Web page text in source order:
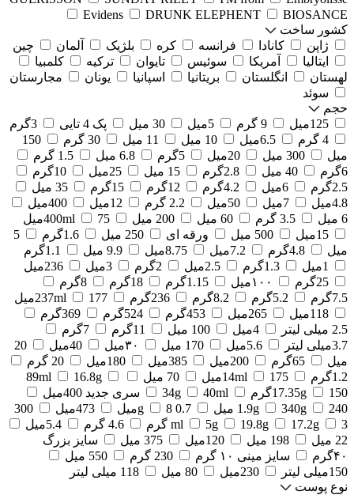
Evidens
DRUNK ELEPHENT
BIOSANCE
کشور ساخت
ژاپن
کانادا فرانسه کره بلژیک آلمان
چین
ایتالیا
آمریکا سوئیس تایوان ترکیه
کلمبیا
لهستان
انگلستان بریتانیا اسپانیا یونان
مجارستان
سوئد
حجم
125میل
9 گرم 5میل 30 میل پک 4 تایی
3گرم
4 گرم
6.5میل 10 میل 11 میل 30 گرم
150
میل
300 میل 20میل 5گرم 6.8 میل
1.5 گرم
6گرم
40 میل 2.8گرم 15 میل 25میل
10گرم
2.5گرم
6میل 4.2گرم 12گرم 15گرم
35 میل
4.8میل
7میل 50میل 2.2 گرم 12میل
400میل
6 میل
3.5 گرم 60 میل 200 میل 400ml
75میل
15میل
500 میل ورقه ای 250 میل 1.6گرم
5
میل
4.8گرم 7.2میل 8.75میل 9.9 میل
1.1گرم
1میل
1.3گرم 2.5میل 2گرم 3میل
236میل
25گرم
۱۰۰میل 1.15گرم 18گرم
8گرم
7.5گرم
5.2گرم 8.2گرم 236گرم 237ml
177میل
118میل
265میل 453گرم 524گرم
369گرم
2.5 میلی لیتر
4میل 100 میل 11گرم
7گرم
3.7میلی لیتر
5.6میل 170 میل ۳۰میل 40میل
20
میل
65گرم 200میل 385میل 180میل
20 گرم
1.2گرم
14ml 175میل 70 میل 89ml
16.8g
17.35g
150گرم 34g 40ml
سری جدید 400میل
1.9g
340g 240 میل 0.7 g 8میل 473میل
300
ml
5g 19.8g 17.2g 3 گرم 4.6 گرم
5.4میل
22 میل
198 میل 120میل 375 میل
سایز بزرگ
۴۰گرم
سایز مینی ۱۰ گرم 230 گرم
550 میل
150میلی لیتر
230میل 80 میل
118 میلی لیتر
نوع پوست